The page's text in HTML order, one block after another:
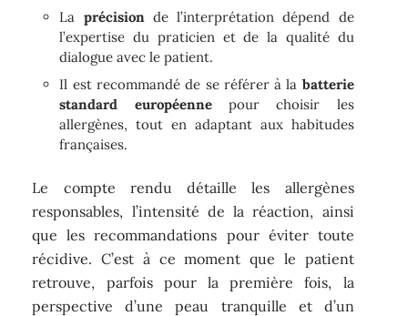
La précisionde l’interprétation dépend de
l’expertise du praticien et de la qualité du
dialogue avec le patient.
Il est recommandé de se référer à la batterie
standard européennepour choisir les
allergènes, tout en adaptant aux habitudes
françaises.
Le compte rendu détaille les allergènes
responsables, l’intensité de la réaction, ainsi
que les recommandations pour éviter toute
récidive. C’est à ce moment que le patient
retrouve, parfois pour la première fois, la
perspective d’une peau tranquille et d’un